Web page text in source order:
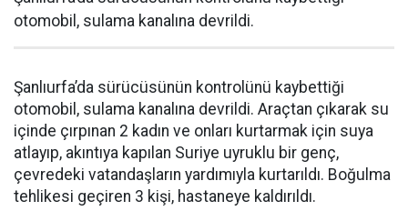
otomobil, sulama kanalına devrildi.
Şanlıurfa’da sürücüsünün kontrolünü kaybettiği
otomobil, sulama kanalına devrildi. Araçtan çıkarak su
içinde çırpınan 2 kadın ve onları kurtarmak için suya
atlayıp, akıntıya kapılan Suriye uyruklu bir genç,
çevredeki vatandaşların yardımıyla kurtarıldı. Boğulma
tehlikesi geçiren 3 kişi, hastaneye kaldırıldı.